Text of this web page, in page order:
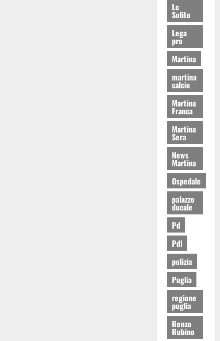
Lc
Solito
Lega
pro
Martina
martina
calcio
Martina
Franca
Martina
Sera
News
Martina
Ospedale
palazzo
ducale
Pd
Pdl
polizia
Puglia
regione
puglia
Renzo
Rubino